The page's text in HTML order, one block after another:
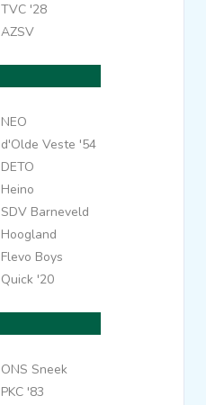
TVC '28
AZSV
NEO
d'Olde Veste '54
DETO
Heino
SDV Barneveld
Hoogland
Flevo Boys
Quick '20
ONS Sneek
PKC '83